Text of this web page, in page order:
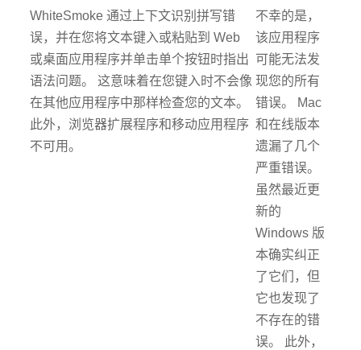
WhiteSmoke 通过上下文识别拼写错
误，并在您将文本键入或粘贴到 Web
或桌面应用程序并单击单个按钮时指出
语法问题。 这意味着在您键入时不会像
在其他应用程序中那样检查您的文本。
此外，浏览器扩展程序和移动应用程序
不可用。
不幸的是，
该应用程序
可能无法发
现您的所有
错误。 Mac
和在线版本
遗漏了几个
严重错误。
虽然最近更
新的
Windows 版
本确实纠正
了它们，但
它也发现了
不存在的错
误。 此外，